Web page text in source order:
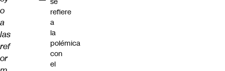
o
a
las
ref
or
refiere
a
la
polémica
con
el